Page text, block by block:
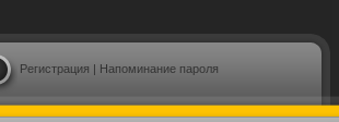
Регистрация | Напоминание пароля